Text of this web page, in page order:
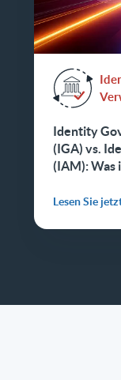
Identity
(IGA) vs.
(IAM): Was
Lesen Sie